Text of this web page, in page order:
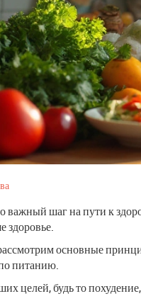
шаг на пути к
здоровье.
основные
питанию.
целей, будь то